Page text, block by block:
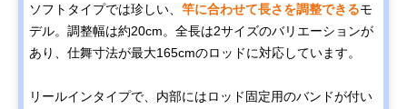
ソフトタイプでは珍しい、 竿に合わせて長さを調整できるモ
デル。調整幅は約20cm。全長は2サイズのバリエーションが
あり、仕舞寸法が最大165cmのロッドに対応しています。
リールインタイプで、内部にはロッド固定用のバンドが付い